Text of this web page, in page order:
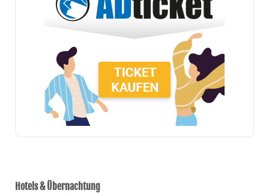
Hotels & Übernachtung